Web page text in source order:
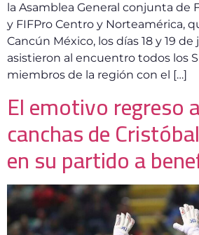
la Asamblea General conjunta de
y FIFPro Centro y Norteamérica,
Cancún México, los días 18 y 19
asistieron al encuentro todos los
miembros de la región con el […]
El emotivo regreso
canchas de
en su partido a